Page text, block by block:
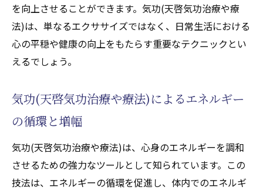
を向上させることができます。気功(天啓気功治療や療
法)は、単なるエクササイズではなく、日常生活における
心の平穏や健康の向上をもたらす重要なテクニックとい
えるでしょう。
気功(天啓気功治療や療法)によるエネルギー
の循環と増幅
気功(天啓気功治療や療法)は、心身のエネルギーを調和
させるための強力なツールとして知られています。この
技法は、エネルギーの循環を促進し、体内でのエネルギ